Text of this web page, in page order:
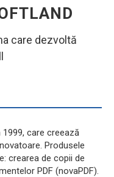
care dezvoltă
care creează
Produsele
crearea de copii de